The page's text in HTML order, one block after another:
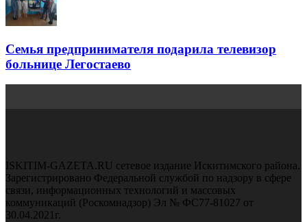
Семья предпринимателя подарила телевизор
больнице Легостаево
ISKITIM-GAZETA.RU сетевое издание Искитимского района.
Зарегистрировано Федеральной службой по надзору в сфере
связи, информационных технологий и массовых
коммуникаций (Роскомнадзор) Эл № ФС77-81027 от
30.04.2021г.